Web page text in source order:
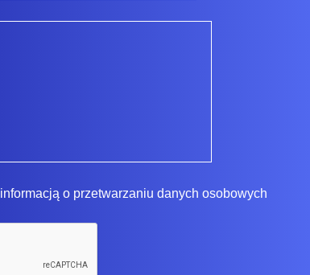
informacją o przetwarzaniu danych osobowych